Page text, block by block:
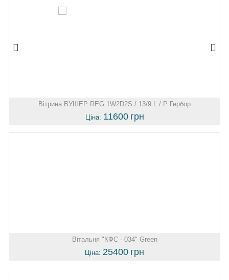
Вітрина ВУШЕР REG 1W2D2S / 13/9 L / P Гербор
Ціна: 11600 грн
Вітальня "КФС - 034" Green
Ціна: 25400 грн